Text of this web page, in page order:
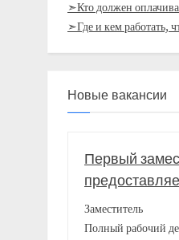
➣Кто должен
➣Где и кем работать,
Новые вакансии
Первый
Заместитель
Полный рабочий